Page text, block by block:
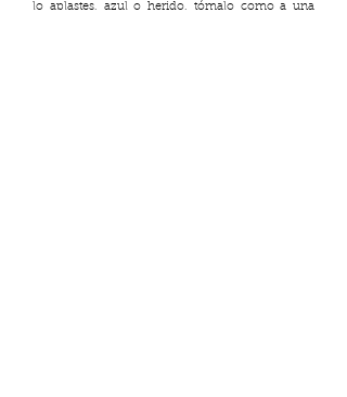
lo aplastes, azul o herido, tómalo como a una